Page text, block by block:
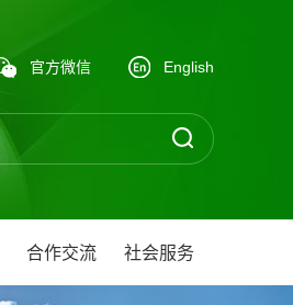
官方微信 English
合作交流 社会服务